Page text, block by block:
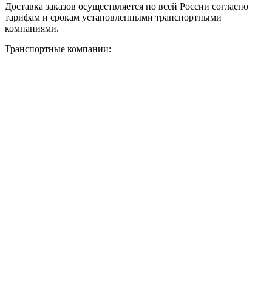
Доставка заказов осуществляется по всей России согласно
тарифам и срокам установленными транспортными
компаниями.
Транспортные компании: